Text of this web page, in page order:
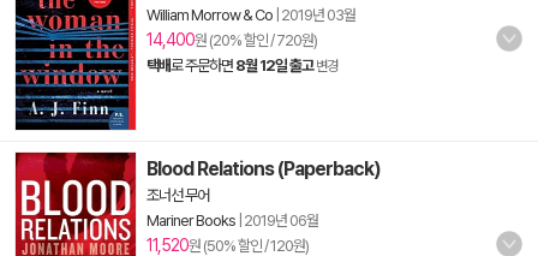
William Morrow & Co 2019년 03월
14,400원 (20% 할인 / 720원)
택배로 주문하면 8월 12일 출고 변경
Blood Relations (Paperback)
조너선 무어
Mariner Books 2019년 06월
11,520원 (50% 할인 / 120원)